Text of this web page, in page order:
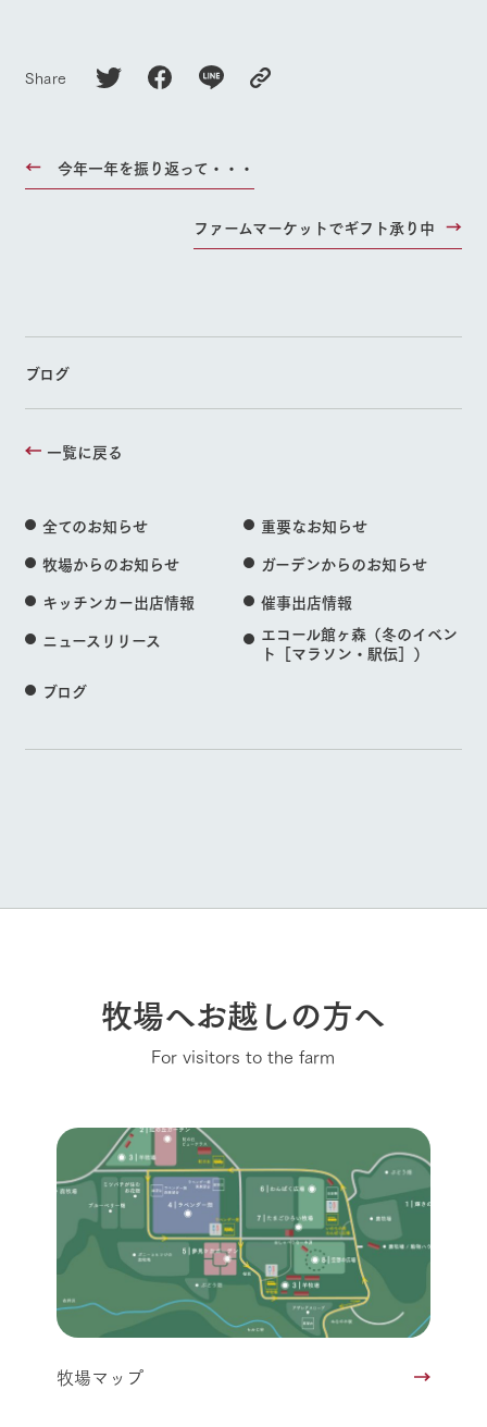
Share
今年一年を振り返って・・・
ファームマーケットでギフト承り中
ブログ
一覧に戻る
全てのお知らせ
重要なお知らせ
牧場からのお知らせ
ガーデンからのお知らせ
キッチンカー出店情報
催事出店情報
ニュースリリース
エコール館ヶ森（冬のイベン
ト［マラソン・駅伝］）
ブログ
牧場へお越しの方へ
For visitors to the farm
牧場マップ